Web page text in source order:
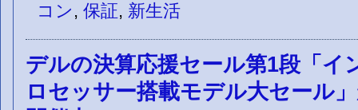
コン , 保証, 新生活
デルの決算応援セール第1段「イ
ロセッサー搭載モデル大セール